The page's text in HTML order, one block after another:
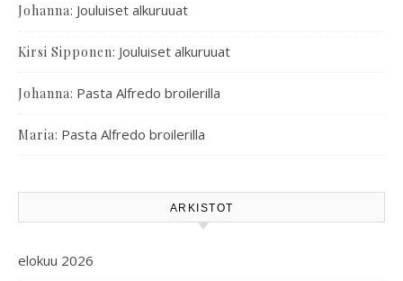
Johanna: Jouluiset alkuruuat
Kirsi Sipponen: Jouluiset alkuruuat
Johanna: Pasta Alfredo broilerilla
Maria: Pasta Alfredo broilerilla
ARKISTOT
elokuu 2026